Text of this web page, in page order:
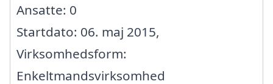
Ansatte: 0
Startdato: 06. maj 2015,
Virksomhedsform:
Enkeltmandsvirksomhed